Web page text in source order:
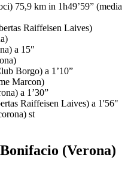
75,9 km in 1h49’59” (media
Raiffeisen Laives)
a 15″
Borgo) a 1’10”
Marcon)
a 1’30”
Raiffeisen Laives) a 1'56"
st
(Verona)